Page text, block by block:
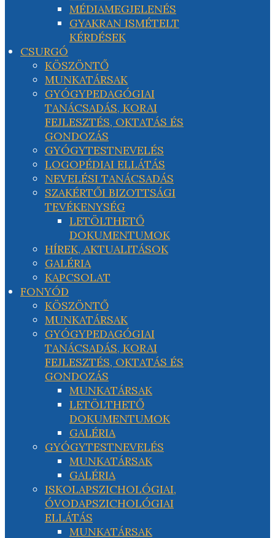
MÉDIAMEGJELENÉS
GYAKRAN ISMÉTELT
KÉRDÉSEK
CSURGÓ
KÖSZÖNTŐ
MUNKATÁRSAK
GYÓGYPEDAGÓGIAI
TANÁCSADÁS, KORAI
FEJLESZTÉS, OKTATÁS ÉS
GONDOZÁS
GYÓGYTESTNEVELÉS
LOGOPÉDIAI ELLÁTÁS
NEVELÉSI TANÁCSADÁS
SZAKÉRTŐI BIZOTTSÁGI
TEVÉKENYSÉG
LETÖLTHETŐ
DOKUMENTUMOK
HÍREK, AKTUALITÁSOK
GALÉRIA
KAPCSOLAT
FONYÓD
KÖSZÖNTŐ
MUNKATÁRSAK
GYÓGYPEDAGÓGIAI
TANÁCSADÁS, KORAI
FEJLESZTÉS, OKTATÁS ÉS
GONDOZÁS
MUNKATÁRSAK
LETÖLTHETŐ
DOKUMENTUMOK
GALÉRIA
GYÓGYTESTNEVELÉS
MUNKATÁRSAK
GALÉRIA
ISKOLAPSZICHOLÓGIAI,
ÓVODAPSZICHOLÓGIAI
ELLÁTÁS
MUNKATÁRSAK